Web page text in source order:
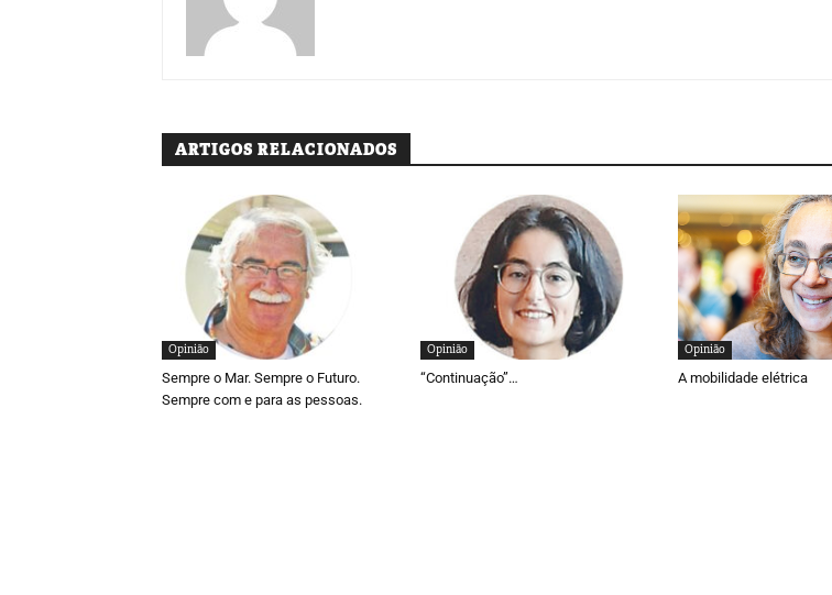
ARTIGOS RELACIONADOS
Opinião
Sempre o Mar. Sempre o Futuro.
Sempre com e para as pessoas.
Opinião
“Continuação”…
Opinião
A mobilidade elétrica